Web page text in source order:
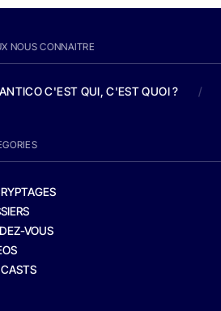
NOUS CONNAITRE
C'EST QUI, C'EST QUOI ? /
VOUS